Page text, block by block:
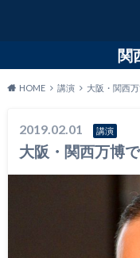
関
HOME 講演 大阪・関西
2019.02.01 講演
大阪・関西万博